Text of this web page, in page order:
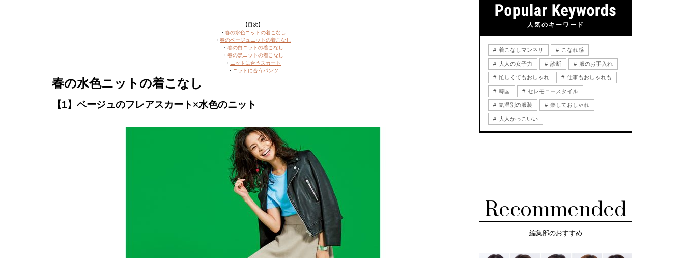
【目次】
・ 春の水色ニットの着こなし
・ 春のベージュニットの着こなし
・ 春の白ニットの着こなし
・ 春の黒ニットの着こなし
・ ニットに合うスカート
・ ニットに合うパンツ
春の水色ニットの着こなし
【1】ベージュのフレアスカート×水色のニット
人気のキーワード
着こなしマンネリ こなれ感
大人の女子力 診断 服のお手入れ
忙しくてもおしゃれ 仕事もおしゃれも
韓国 セレモニースタイル
気温別の服装 楽しておしゃれ
大人かっこいい
Recommended
編集部のおすすめ